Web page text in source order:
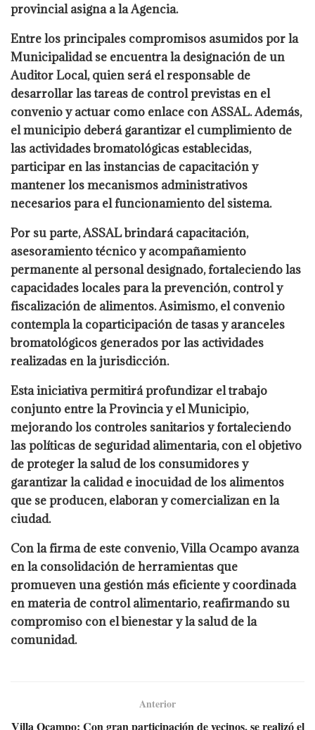
provincial asigna a la Agencia.
Entre los principales compromisos asumidos por la
Municipalidad se encuentra la designación de un
Auditor Local, quien será el responsable de
desarrollar las tareas de control previstas en el
convenio y actuar como enlace con ASSAL. Además,
el municipio deberá garantizar el cumplimiento de
las actividades bromatológicas establecidas,
participar en las instancias de capacitación y
mantener los mecanismos administrativos
necesarios para el funcionamiento del sistema.
Por su parte, ASSAL brindará capacitación,
asesoramiento técnico y acompañamiento
permanente al personal designado, fortaleciendo las
capacidades locales para la prevención, control y
fiscalización de alimentos. Asimismo, el convenio
contempla la coparticipación de tasas y aranceles
bromatológicos generados por las actividades
realizadas en la jurisdicción.
Esta iniciativa permitirá profundizar el trabajo
conjunto entre la Provincia y el Municipio,
mejorando los controles sanitarios y fortaleciendo
las políticas de seguridad alimentaria, con el objetivo
de proteger la salud de los consumidores y
garantizar la calidad e inocuidad de los alimentos
que se producen, elaboran y comercializan en la
ciudad.
Con la firma de este convenio, Villa Ocampo avanza
en la consolidación de herramientas que
promueven una gestión más eficiente y coordinada
en materia de control alimentario, reafirmando su
compromiso con el bienestar y la salud de la
comunidad.
Anterior
Villa Ocampo: Con gran participación de vecinos, se realizó el